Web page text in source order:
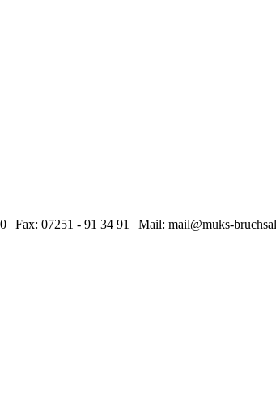
Fax: 07251 - 91 34 91 | Mail: mail@muks-